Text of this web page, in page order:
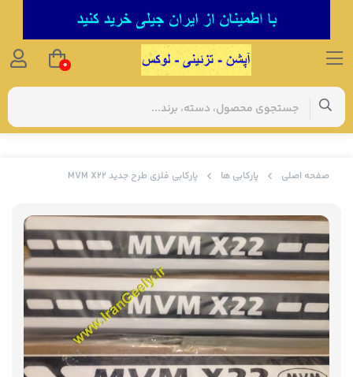
صفحه اصلی پارکابی ها پارکابی فلزی طرح جدید MVM X22
0